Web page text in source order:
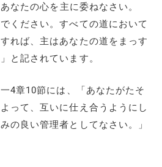
なたの心を主に委ねなさい。
ください。すべての道において
れば、主はあなたの道をまっす
と記されています。
4章10節には、「あなたがたそ
って、互いに仕え合うようにし
の良い管理者としてなさい。」